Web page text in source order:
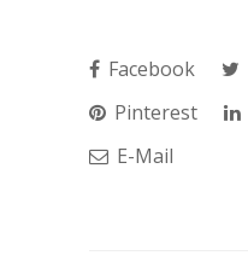
Facebook
Pinterest
E-Mail